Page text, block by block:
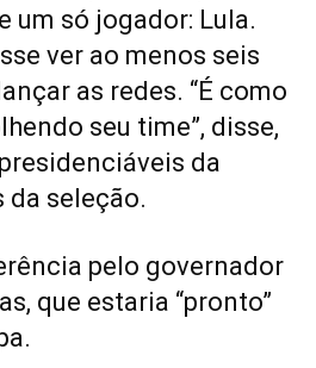
um só jogador: Lula.
ver ao menos seis
as redes. “É como
seu time”, disse,
da
da seleção.
pelo governador
que estaria “pronto”